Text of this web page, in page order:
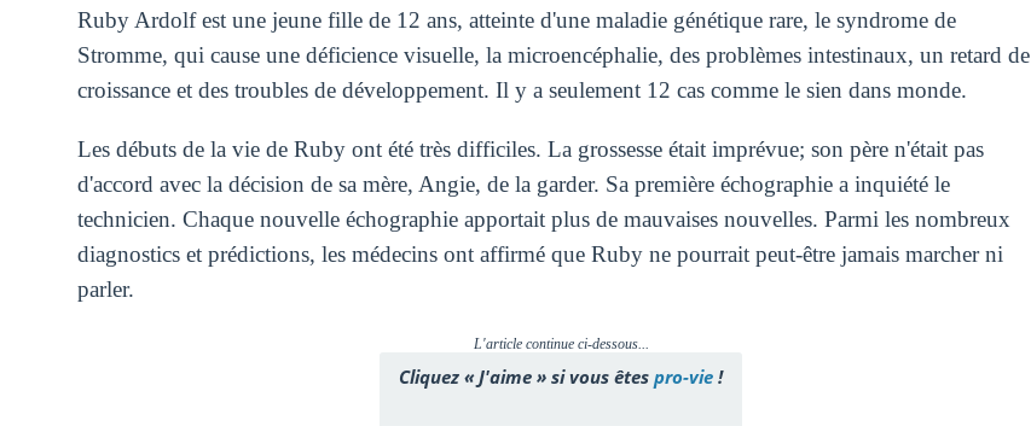
Ruby Ardolf est une jeune fille de 12 ans, atteinte d'une maladie génétique rare, le syndrome de
Stromme, qui cause une déficience visuelle, la microencéphalie, des problèmes intestinaux, un retard de
croissance et des troubles de développement. Il y a seulement 12 cas comme le sien dans monde.
Les débuts de la vie de Ruby ont été très difficiles. La grossesse était imprévue; son père n'était pas
d'accord avec la décision de sa mère, Angie, de la garder. Sa première échographie a inquiété le
technicien. Chaque nouvelle échographie apportait plus de mauvaises nouvelles. Parmi les nombreux
diagnostics et prédictions, les médecins ont affirmé que Ruby ne pourrait peut-être jamais marcher ni
parler.
L'article continue ci-dessous...
Cliquez « J'aime » si vous êtes pro-vie !